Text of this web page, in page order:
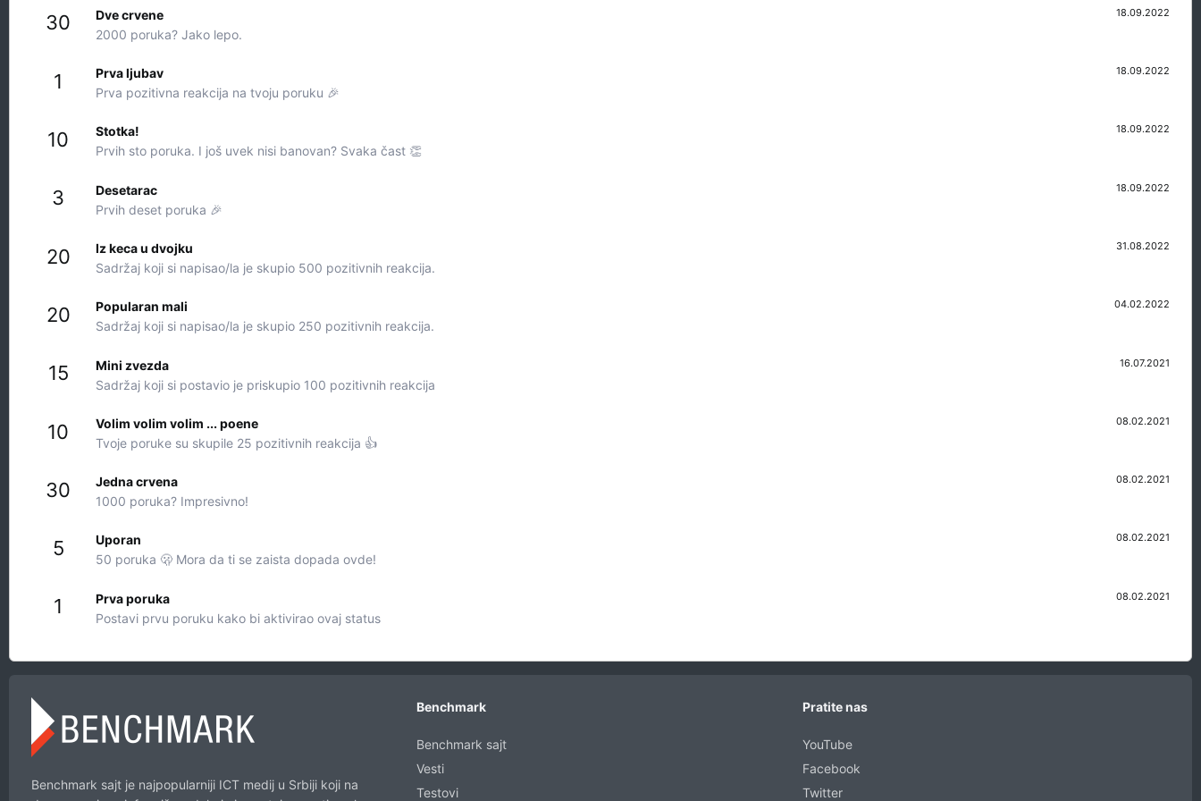
30 18.09.2022
Dve crvene
2000 poruka? Jako lepo.
1 18.09.2022
Prva ljubav
Prva pozitivna reakcija na tvoju poruku 🎉
10 18.09.2022
Stotka!
Prvih sto poruka. I još uvek nisi banovan? Svaka čast 👏
3 18.09.2022
Desetarac
Prvih deset poruka 🎉
20 31.08.2022
Iz keca u dvojku
Sadržaj koji si napisao/la je skupio 500 pozitivnih reakcija.
20 04.02.2022
Popularan mali
Sadržaj koji si napisao/la je skupio 250 pozitivnih reakcija.
15 16.07.2021
Mini zvezda
Sadržaj koji si postavio je priskupio 100 pozitivnih reakcija
10 08.02.2021
Volim volim volim ... poene
Tvoje poruke su skupile 25 pozitivnih reakcija 👍
30 08.02.2021
Jedna crvena
1000 poruka? Impresivno!
5 08.02.2021
Uporan
50 poruka 🫢 Mora da ti se zaista dopada ovde!
1 08.02.2021
Prva poruka
Postavi prvu poruku kako bi aktivirao ovaj status
Benchmark sajt je najpopularniji ICT medij u Srbiji koji na
Benchmark
Benchmark sajt
Vesti
Testovi
Pratite nas
YouTube
Facebook
Twitter